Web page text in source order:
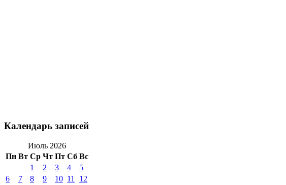
Календарь записей
Июль 2026
Пн Вт Ср Чт Пт Сб Вс
1 2 3 4
5
6
7 8 9 10 11
12